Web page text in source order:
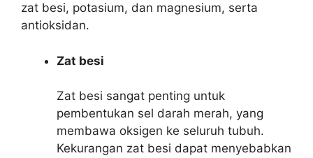
zat besi, potasium, dan magnesium, serta
antioksidan.
Zat besi
Zat besi sangat penting untuk
pembentukan sel darah merah, yang
membawa oksigen ke seluruh tubuh.
Kekurangan zat besi dapat menyebabkan